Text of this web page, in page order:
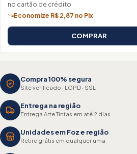
no cartão de crédito
Economize R$ 2,87 no Pix
COMPRAR
Compra 100% segura
Site verificado · LGPD · SSL
Entrega na região
Entrega Arte Tintas em até 2 dias
Unidades em Foz e região
Retire grátis em qualquer uma